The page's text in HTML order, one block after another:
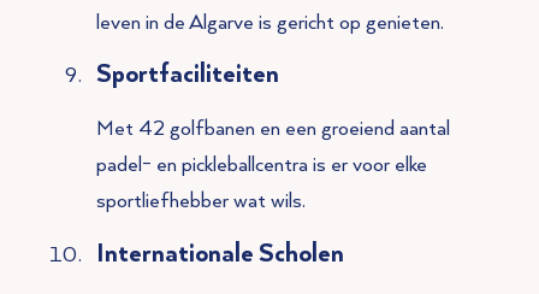
leven in de Algarve is gericht op genieten.
Sportfaciliteiten
Met 42 golfbanen en een groeiend aantal
padel- en pickleballcentra is er voor elke
sportliefhebber wat wils.
Internationale Scholen